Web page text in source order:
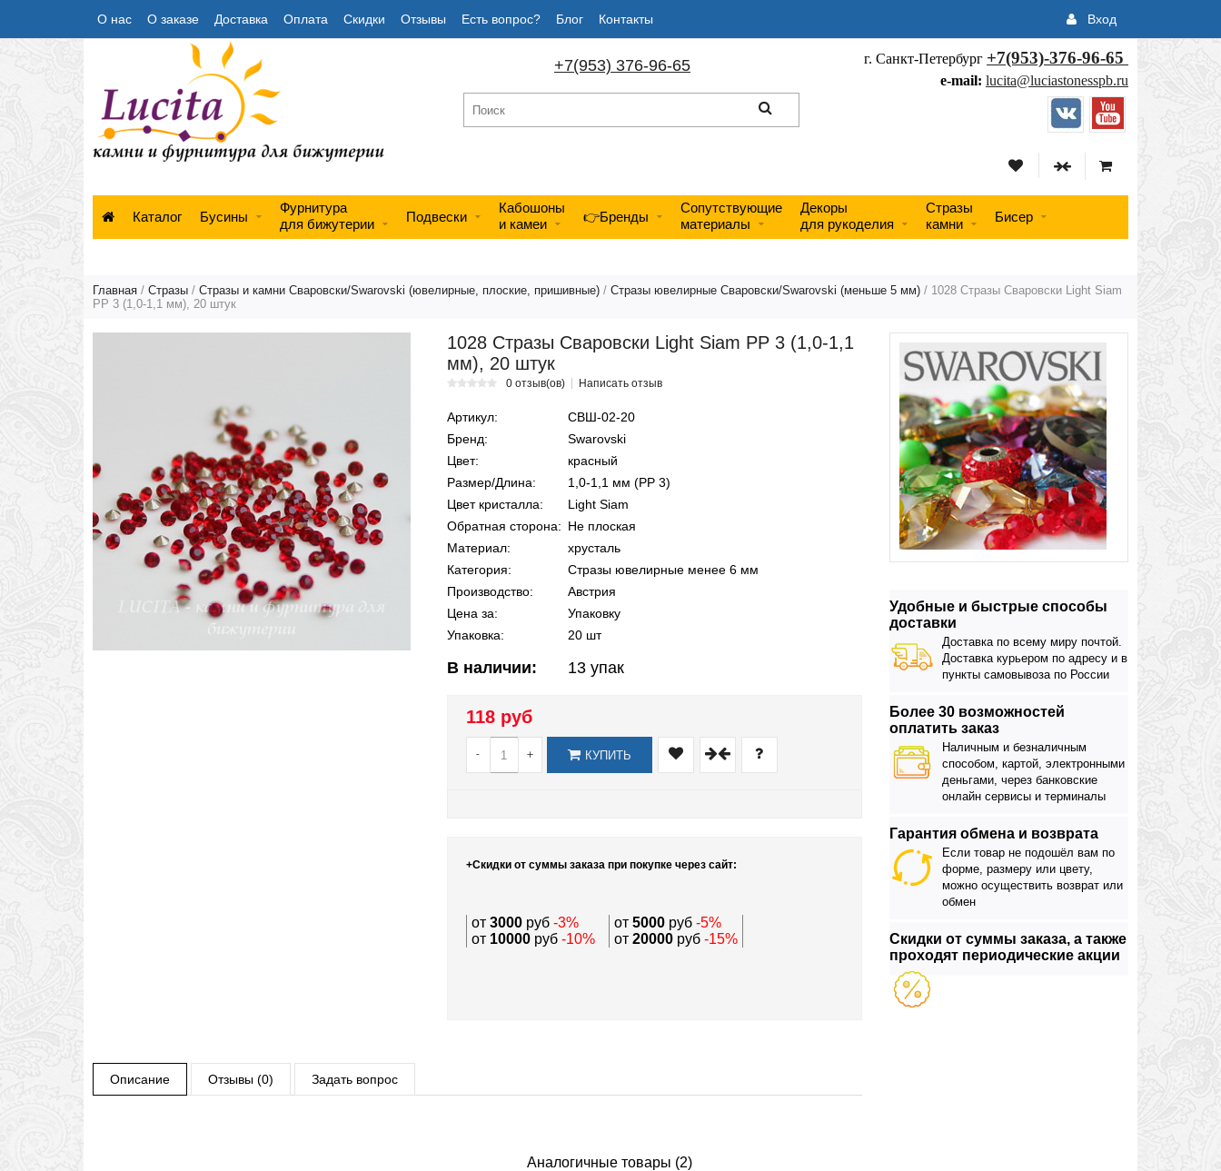
О нас О заказе Доставка Оплата Скидки Отзывы Есть вопрос? Блог Контакты Вход
г. Санкт-Петербург +7(953)-376-96-65
e-mail: lucita@luciastonesspb.ru
+7(953) 376-96-65
Каталог Бусины
Фурнитура
для бижутерии
Подвески
Кабошоны
и камеи
👉Бренды
Сопутствующие
материалы
Декоры
для рукоделия
Стразы
камни
Бисер
Главная / Стразы / Стразы и камни Сваровски/Swarovski (ювелирные, плоские, пришивные) / Стразы ювелирные Сваровски/Swarovski (меньше 5 мм) / 1028 Стразы Сваровски Light Siam
PP 3 (1,0-1,1 мм), 20 штук
Удобные и быстрые способы
доставки
Доставка по всему миру почтой.
Доставка курьером по адресу и в
пункты самовывоза по России
Более 30 возможностей
оплатить заказ
Наличным и безналичным
способом, картой, электронными
деньгами, через банковские
онлайн сервисы и терминалы
Гарантия обмена и возврата
Если товар не подошёл вам по
форме, размеру или цвету,
можно осуществить возврат или
обмен
Скидки от суммы заказа, а также
проходят периодические акции
1028 Стразы Сваровски Light Siam PP 3 (1,0-1,1
мм), 20 штук
0 отзыв(ов) Написать отзыв
Артикул:
СВШ-02-20
Бренд:
Swarovski
Цвет:
красный
Размер/Длина:
1,0-1,1 мм (PP 3)
Цвет кристалла:
Light Siam
Обратная сторона: Не плоская
Материал:
хрусталь
Категория:
Стразы ювелирные менее 6 мм
Производство:
Австрия
Цена за:
Упаковку
Упаковка:
20 шт
В наличии: 13 упак
118 руб
- + КУПИТЬ
+Скидки от суммы заказа при покупке через сайт:
от3000руб -3% от 5000руб-5%
от 10000руб -10% от 20000руб -15%
Описание Отзывы (0) Задать вопрос
Аналогичные товары (2)